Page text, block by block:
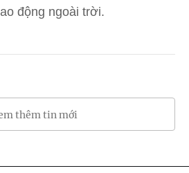
động ngoài trời.
thêm tin mới